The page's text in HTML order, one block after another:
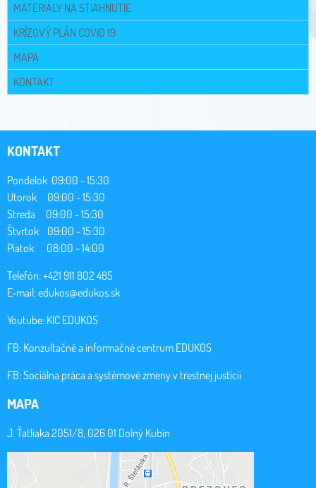
MATERIÁLY NA STIAHNUTIE
KRÍZOVÝ PLÁN COVID 19
MAPA
KONTAKT
KONTAKT
Pondelok 09:00 - 15:30
Utorok 09:00 - 15:30
Streda 09:00 - 15:30
Štvrtok 09:00 - 15:30
Piatok 08:00 - 14:00
Telefón: +421 911 802 485
E-mail:edukos@edukos.sk
Youtube: KIC EDUKOS
FB: Konzultačné a informačné centrum EDUKOS
FB:Sociálna práca a systémové zmeny v trestnej justícii
MAPA
J. Ťatliaka 2051/8, 026 01 Dolný Kubín